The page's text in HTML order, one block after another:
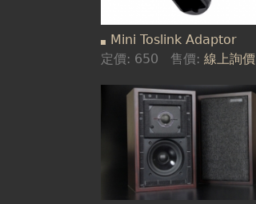
Mini Toslink Adaptor
定價: 650 售價:線上詢價